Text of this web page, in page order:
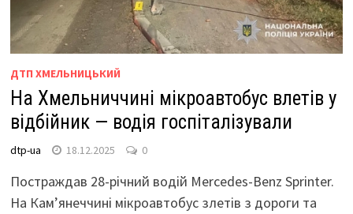
ДТП ХМЕЛЬНИЦЬКИЙ
На Хмельниччині мікроавтобус влетів у
відбійник — водія госпіталізували
dtp-ua 18.12.2025 0
Постраждав 28-річний водій Mercedes-Benz Sprinter.
На Кам’янеччині мікроавтобус злетів з дороги та